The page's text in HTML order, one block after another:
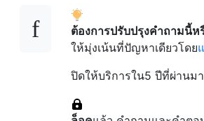
ต้องการปรับปรุงคำถามนี้ห
ให้มุ่งเน้นที่ปัญหาเดียวโดย
ปิดให้บริการใน5 ปีที่ผ่านมา